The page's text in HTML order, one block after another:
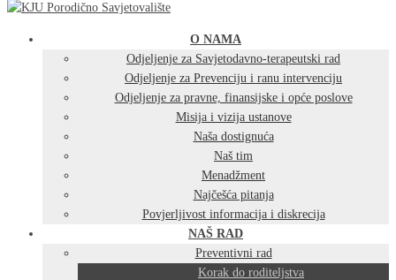
O NAMA
Odjeljenje za Savjetodavno-terapeutski rad
Odjeljenje za Prevenciju i ranu intervenciju
Odjeljenje za pravne, finansijske i opće poslove
Misija i vizija ustanove
Naša dostignuća
Naš tim
Menadžment
Najčešća pitanja
Povjerljivost informacija i diskrecija
NAŠ RAD
Preventivni rad
Korak do roditeljstva